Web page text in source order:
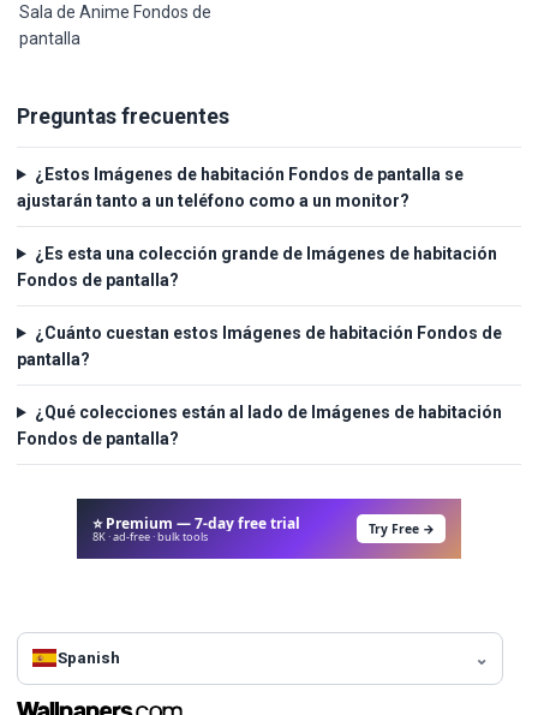
Sala de Anime Fondos de
pantalla
Preguntas frecuentes
¿Estos Imágenes de habitación Fondos de pantalla se
ajustarán tanto a un teléfono como a un monitor?
¿Es esta una colección grande de Imágenes de habitación
Fondos de pantalla?
¿Cuánto cuestan estos Imágenes de habitación Fondos de
pantalla?
¿Qué colecciones están al lado de Imágenes de habitación
Fondos de pantalla?
⭐ Premium — 7-day free trial
8K · ad-free · bulk tools Try Free →
Spanish